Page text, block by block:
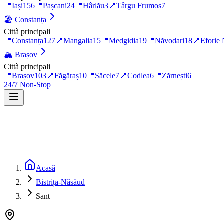
📍Iași156 📍Pașcani24 📍Hârlău3 📍Târgu Frumos7
🏖️ Constanța
Città principali
📍Constanța127 📍Mangalia15 📍Medgidia19 📍Năvodari18 📍Eforie
🏔️ Brașov
Città principali
📍Brașov103 📍Făgăraș10 📍Săcele7 📍Codlea6 📍Zărnești6
24/7 Non-Stop
Acasă
Bistrița-Năsăud
Sant